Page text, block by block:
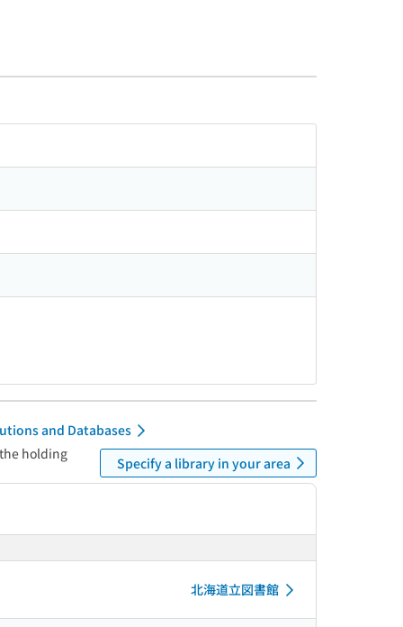
and Databases
holding
Specify a library in your area
北海道立図書館